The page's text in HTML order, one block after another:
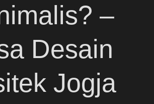
–
Desain
Jogja